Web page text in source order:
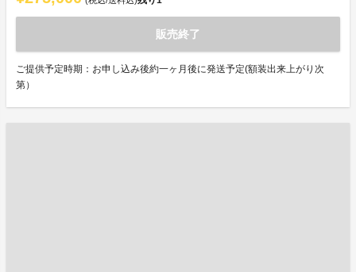
販売終了
ご提供予定時期：お申し込み後約一ヶ月後に発送予定(額装出来上がり次
第）